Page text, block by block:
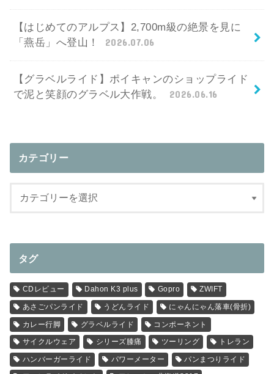
【はじめてのアルプス】2,700m級の絶景を見に
「燕岳」へ登山！
2026.07.06
【グラベルライド】ポイキャンのショップライド
で泥と笑顔のグラベル大作戦。
2026.06.16
カテゴリー
タグ
CDレビュー Dahon K3 plus Gopro ZWIFT
あさごパンライド うどんライド にゃんにゃん落車(骨折)
カレー行脚 グラベルライド コンポーネント
サイクルウェア シリーズ膝痛 ツーリング トレラン
ハンバーガーライド パワーメーター パンまつりライド